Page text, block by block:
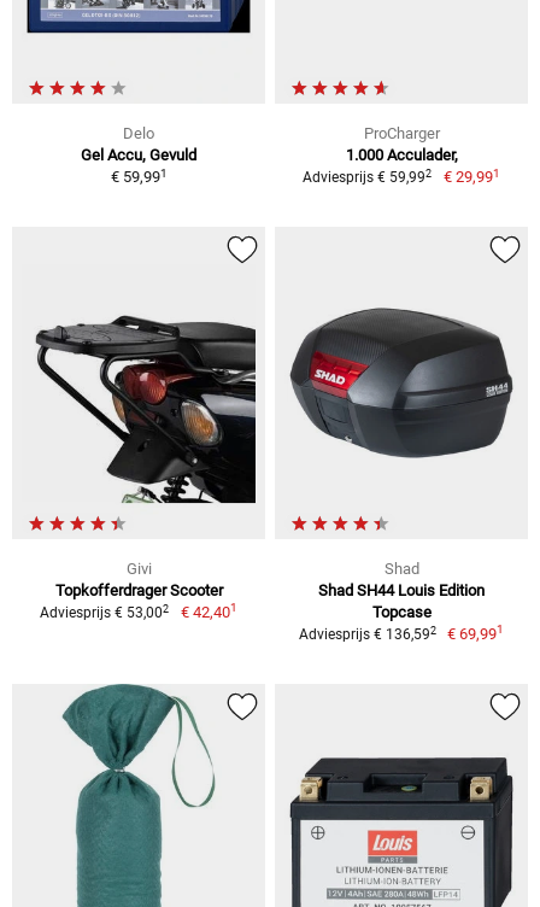
Delo
Gel Accu, Gevuld
€ 59,991
ProCharger
1.000 Acculader,
Adviesprijs € 59,992 € 29,991
Givi
Topkofferdrager Scooter
Adviesprijs € 53,002 € 42,401
Shad
Shad SH44 Louis Edition
Topcase
Adviesprijs € 136,592 € 69,991